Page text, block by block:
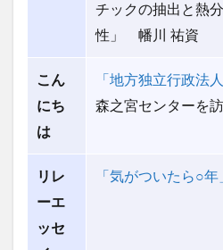
チックの抽出と熱
性」 幡川 祐資
こん
にち
は
「地方独立行政法
森之宮センターを
リレ
ーエ
ッセ
「気がついたら○年